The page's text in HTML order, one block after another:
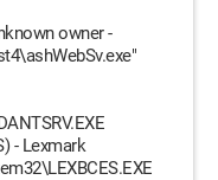
owner -
- Lexmark